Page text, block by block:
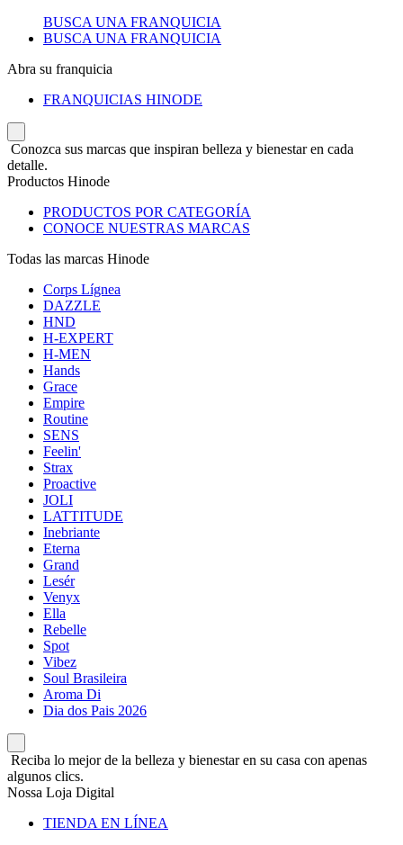
BUSCA UNA FRANQUICIA
BUSCA UNA FRANQUICIA
Abra su franquicia
FRANQUICIAS HINODE
Conozca sus marcas que inspiran belleza y bienestar en cada
detalle.
Productos Hinode
PRODUCTOS POR CATEGORÍA
CONOCE NUESTRAS MARCAS
Todas las marcas Hinode
Corps Lígnea
DAZZLE
HND
H-EXPERT
H-MEN
Hands
Grace
Empire
Routine
SENS
Feelin'
Strax
Proactive
JOLI
LATTITUDE
Inebriante
Eterna
Grand
Lesér
Venyx
Ella
Rebelle
Spot
Vibez
Soul Brasileira
Aroma Di
Dia dos Pais 2026
Reciba lo mejor de la belleza y bienestar en su casa con apenas
algunos clics.
Nossa Loja Digital
TIENDA EN LÍNEA